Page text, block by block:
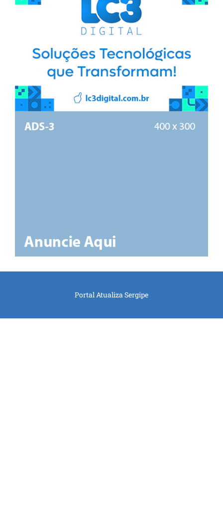
Portal Atualiza Sergipe